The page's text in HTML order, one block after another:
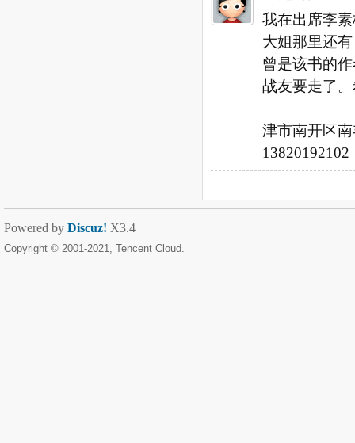
我在出席李
大姐那里还
曾是该书的
战友要走
津市南开区
Powered by Discuz! X3.4
Copyright © 2001-2021, Tencent Cloud.